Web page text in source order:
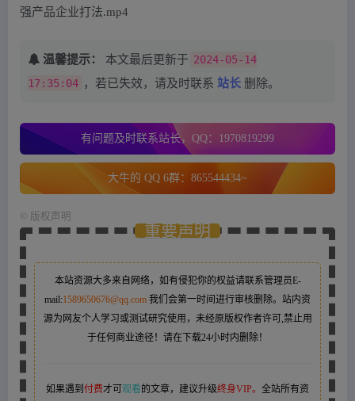
强产品企业打法.mp4
温馨提示： 本文最后更新于 2024-05-14
17:35:04 ，若已失效，请及时联系 站长 删除。
有问题及时联系站长，QQ：1970819299
大牛的 QQ 6群：865544434~
版权声明
重要声明
本站资源大多来自网络，如有侵犯你的权益请联系管理员E-
mail:1589650676@qq.com 我们会第一时间进行审核删除。站内资
源为网友个人学习或测试研究使用，未经原版权作者许可,禁止用
于任何商业途径！请在下载24小时内删除！
如果遇到 付费才可 观看 的文章，建议升级终身VIP。 全站所有资